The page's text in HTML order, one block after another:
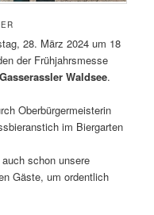
28. März 2024 um 18
der Frühjahrsmesse
Waldsee.
Oberbürgermeisterin
im Biergarten
schon unsere
Gäste, um ordentlich